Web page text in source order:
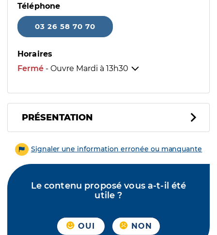
Téléphone
03 26 58 70 70
Horaires
Fermé - Ouvre Mardi à 13h30
PRÉSENTATION
Signaler une information erronée ou manquante
Le contenu proposé vous a-t-il été
utile ?
OUI NON